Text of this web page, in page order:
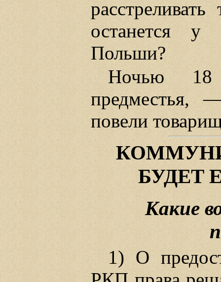
останется у
Польши?
Ночью 18
предместья,
повели
БУДЕТ
Какие
1) О